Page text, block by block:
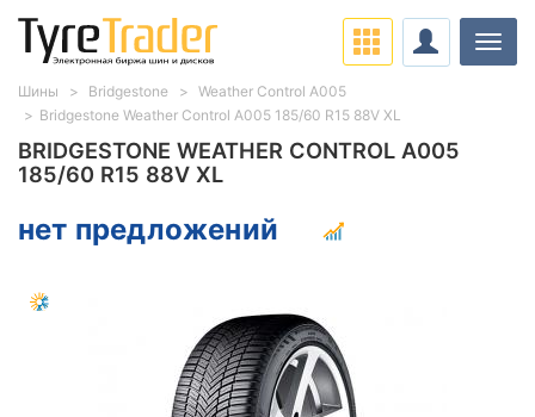
BRIDGESTONE WEATHER CONTROL A005
185/60 R15 88V XL
нет предложений
Шины Bridgestone
Weather Control A005
Bridgestone Weather Control A005 185/60 R15 88V XL